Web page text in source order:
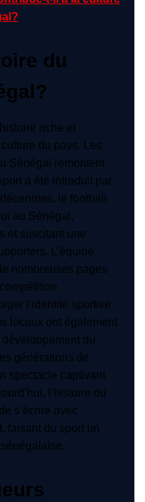
du
riche et
du pays. Les
Sénégal remontent
a été introduit par
le football
au Sénégal,
et suscitant une
L’équipe
nombreuses pages
l’identité sportive
locaux ont également
du
générations de
spectacle captivant
l’histoire du
s’écrire avec
faisant du sport un